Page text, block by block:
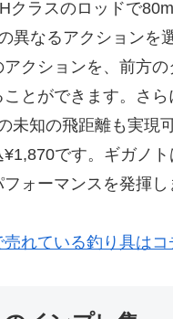
クラスのロッドで
異なるアクションを
アクションを、前方
ことができます。さ
未知の飛距離も実現
¥1,870です。ギガノ
ォーマンスを発揮し
れている釣り具はコ